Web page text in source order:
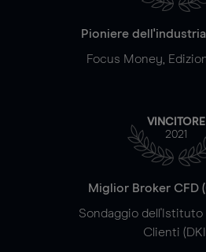
Pioniere
Focus Money,
VINCITORE
2021
Miglior Broker CFD
Sondaggio dell'Istituto
Clienti